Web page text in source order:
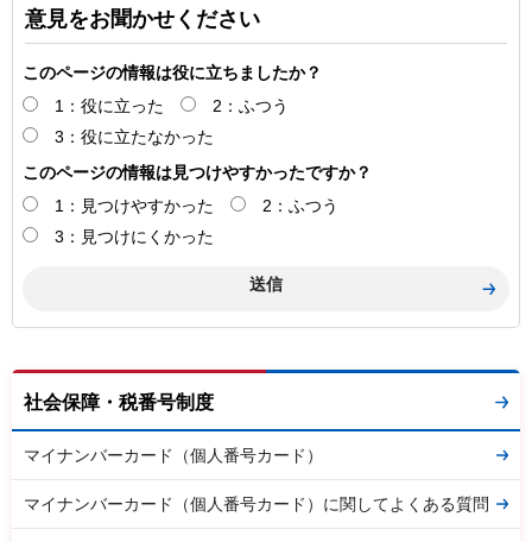
意見をお聞かせください
このページの情報は役に立ちましたか？
1：役に立った
2：ふつう
3：役に立たなかった
このページの情報は見つけやすかったですか？
1：見つけやすかった
2：ふつう
3：見つけにくかった
社会保障・税番号制度
マイナンバーカード（個人番号カード）
マイナンバーカード（個人番号カード）に関してよくある質問